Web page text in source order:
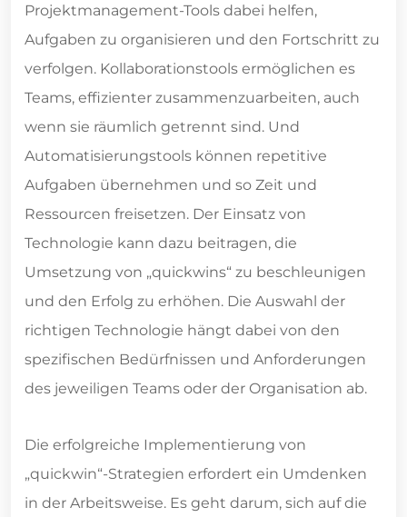
Projektmanagement-Tools dabei helfen,
Aufgaben zu organisieren und den Fortschritt zu
verfolgen. Kollaborationstools ermöglichen es
Teams, effizienter zusammenzuarbeiten, auch
wenn sie räumlich getrennt sind. Und
Automatisierungstools können repetitive
Aufgaben übernehmen und so Zeit und
Ressourcen freisetzen. Der Einsatz von
Technologie kann dazu beitragen, die
Umsetzung von „quickwins“ zu beschleunigen
und den Erfolg zu erhöhen. Die Auswahl der
richtigen Technologie hängt dabei von den
spezifischen Bedürfnissen und Anforderungen
des jeweiligen Teams oder der Organisation ab.
Die erfolgreiche Implementierung von
„quickwin“-Strategien erfordert ein Umdenken
in der Arbeitsweise. Es geht darum, sich auf die